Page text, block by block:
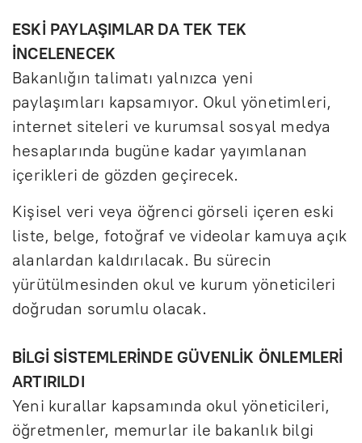
ESKİ PAYLAŞIMLAR DA TEK TEK
İNCELENECEK
Bakanlığın talimatı yalnızca yeni
paylaşımları kapsamıyor. Okul yönetimleri,
internet siteleri ve kurumsal sosyal medya
hesaplarında bugüne kadar yayımlanan
içerikleri de gözden geçirecek.
Kişisel veri veya öğrenci görseli içeren eski
liste, belge, fotoğraf ve videolar kamuya açık
alanlardan kaldırılacak. Bu sürecin
yürütülmesinden okul ve kurum yöneticileri
doğrudan sorumlu olacak.
BİLGİ SİSTEMLERİNDE GÜVENLİK ÖNLEMLERİ
ARTIRILDI
Yeni kurallar kapsamında okul yöneticileri,
öğretmenler, memurlar ile bakanlık bilgi